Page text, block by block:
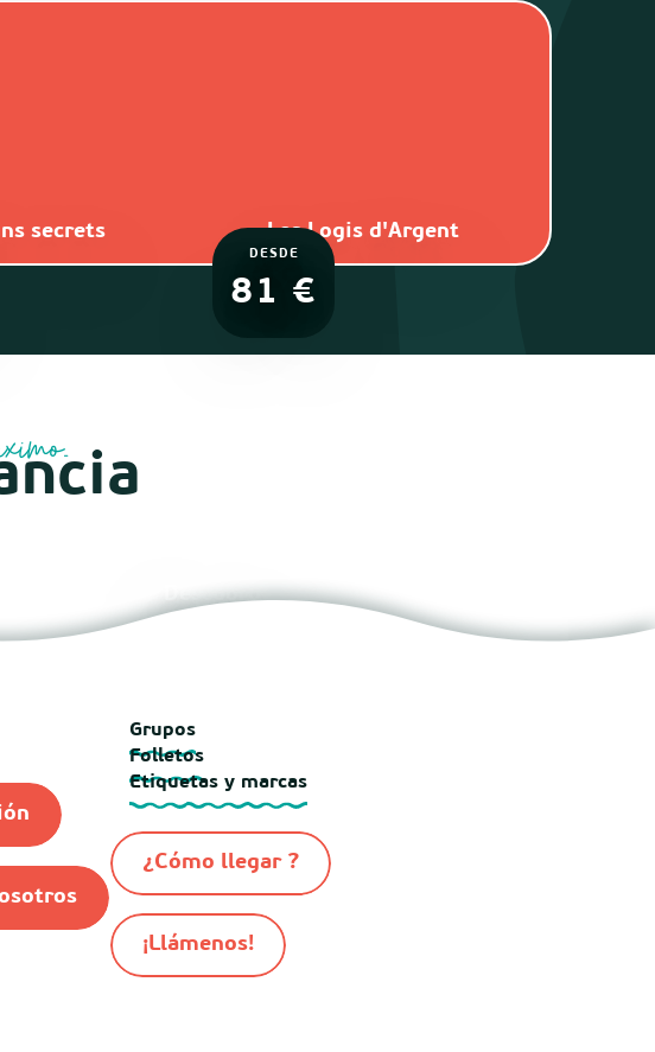
secrets
DESDE
81 €
Les Logis d'Argent
Descubro
Grupos
Folletos
Etiquetas y marcas
¿Cómo llegar ?
¡Llámenos!